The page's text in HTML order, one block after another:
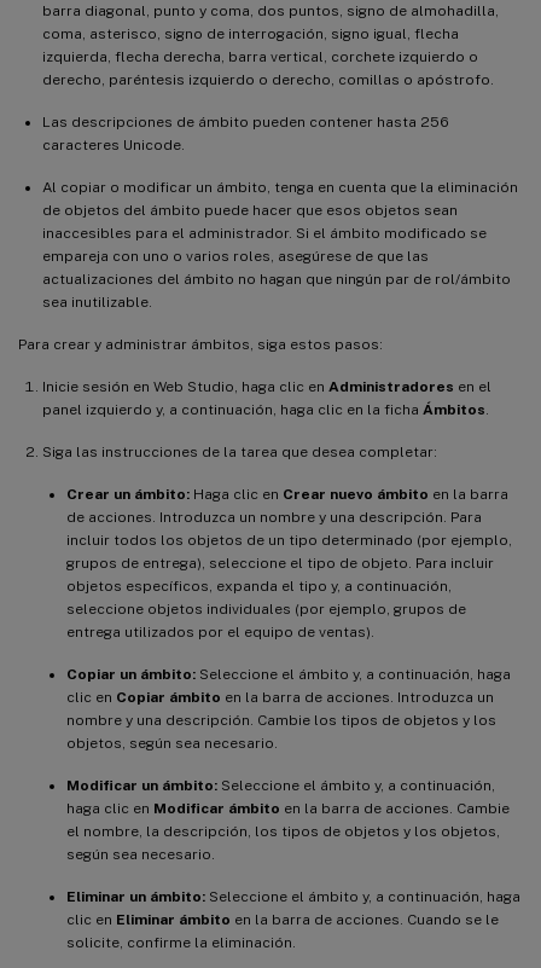
barra diagonal, punto y coma, dos puntos, signo de almohadilla,
coma, asterisco, signo de interrogación, signo igual, flecha
izquierda, flecha derecha, barra vertical, corchete izquierdo o
derecho, paréntesis izquierdo o derecho, comillas o apóstrofo.
Las descripciones de ámbito pueden contener hasta 256
caracteres Unicode.
Al copiar o modificar un ámbito, tenga en cuenta que la eliminación
de objetos del ámbito puede hacer que esos objetos sean
inaccesibles para el administrador. Si el ámbito modificado se
empareja con uno o varios roles, asegúrese de que las
actualizaciones del ámbito no hagan que ningún par de rol/ámbito
sea inutilizable.
Para crear y administrar ámbitos, siga estos pasos:
Inicie sesión en Web Studio, haga clic en Administradores en el
panel izquierdo y, a continuación, haga clic en la ficha Ámbitos
Siga las instrucciones de la tarea que desea completar:
Crear un ámbito: Haga clic en Crear nuevo ámbito en la barra
de acciones. Introduzca un nombre y una descripción. Para
incluir todos los objetos de un tipo determinado (por ejemplo,
grupos de entrega), seleccione el tipo de objeto. Para incluir
objetos específicos, expanda el tipo y, a continuación,
seleccione objetos individuales (por ejemplo, grupos de
entrega utilizados por el equipo de ventas).
Copiar un ámbito: Seleccione el ámbito y, a continuación, haga
clic en Copiar ámbito en la barra de acciones. Introduzca un
nombre y una descripción. Cambie los tipos de objetos y los
objetos, según sea necesario.
Modificar un ámbito: Seleccione el ámbito y, a continuación,
haga clic en Modificar ámbito en la barra de acciones. Cambie
el nombre, la descripción, los tipos de objetos y los objetos,
según sea necesario.
Eliminar un ámbito: Seleccione el ámbito y, a continuación, haga
clic en Eliminar ámbito en la barra de acciones. Cuando se le
solicite, confirme la eliminación.